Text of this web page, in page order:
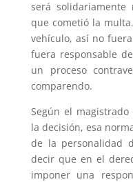
será solidariamente
que cometió la
vehículo, así no
fuera responsable
un proceso
comparendo.
Según el
la decisión, esa
de la personalidad
decir que en el
imponer una